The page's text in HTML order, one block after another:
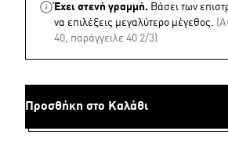
Έχει στενή γραμμή. Βάσει των
να επιλέξεις μεγαλύτερο μέγεθος.
40, παράγγειλε 40 2/3)
Προσθήκη στο Καλάθι